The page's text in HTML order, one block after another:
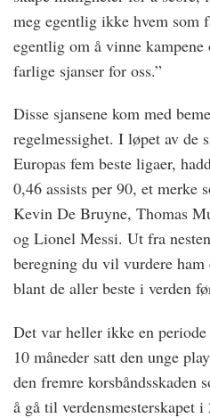
meg egentlig ikke hvem som
egentlig om å vinne
farlige sjanser for oss.”
Disse sjansene kom med
regelmessighet. I løpet av de
Europas fem beste ligaer,
0,46 assists per 90, et merke
Kevin De Bruyne, Thomas
og Lionel Messi. Ut fra
beregning du vil vurdere
blant de aller beste i verden
Det var heller ikke en
10 måneder satt den unge
den fremre korsbåndsskaden
å gå til verdensmesterskapet